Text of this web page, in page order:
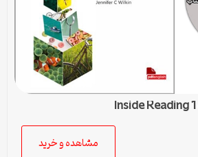
مشاهده و خرید